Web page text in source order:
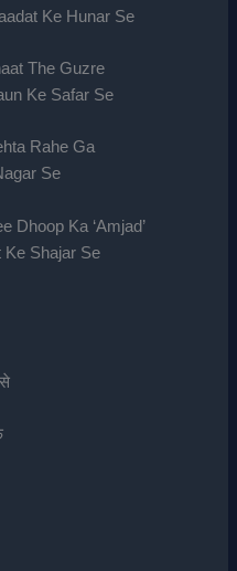
Ke Hunar Se
The Guzre
Ke Safar Se
Rahe Ga
Se
Dhoop Ka ‘Amjad’
Ke Shajar Se